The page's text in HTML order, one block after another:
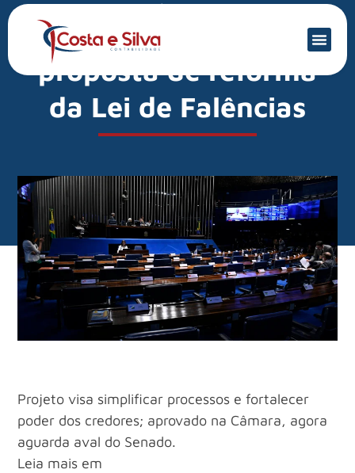
Mercado Financeiro
Senado recebe
proposta de reforma
da Lei de Falências
Projeto visa simplificar processos e fortalecer
poder dos credores; aprovado na Câmara, agora
aguarda aval do Senado.
Leia mais em